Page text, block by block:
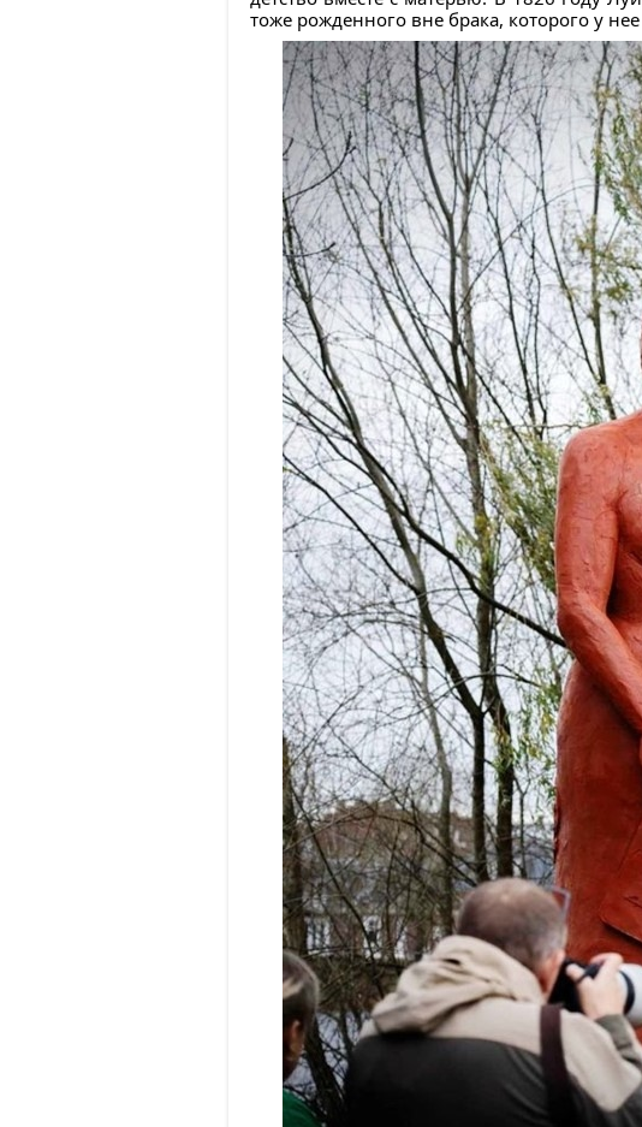
тоже рожденного вне брака, которого у